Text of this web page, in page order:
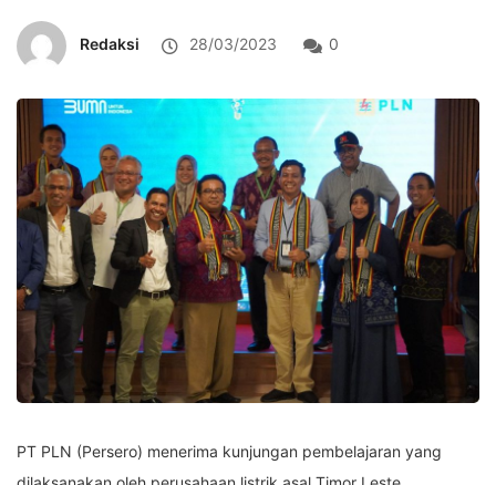
Redaksi 28/03/2023 0
PT PLN (Persero) menerima kunjungan pembelajaran yang